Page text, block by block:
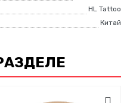
HL Tattoo
Китай